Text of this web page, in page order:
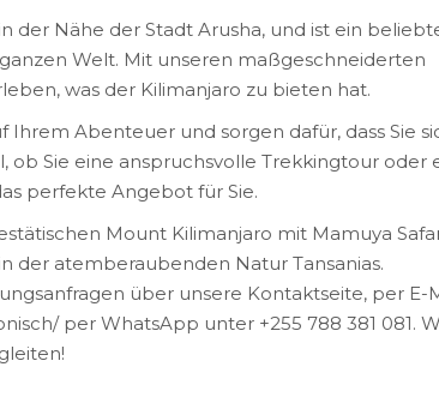
der Nähe der Stadt Arusha, und ist ein
Welt. Mit unseren maßgeschneiderten
was der Kilimanjaro zu bieten hat.
Ihrem Abenteuer und sorgen dafür, dass Sie
ob Sie eine anspruchsvolle Trekkingtour oder
perfekte Angebot für Sie.
Mount Kilimanjaro mit Mamuya
der atemberaubenden Natur Tansanias.
über unsere Kontaktseite, per E-
per WhatsApp unter +255 788 381 081.